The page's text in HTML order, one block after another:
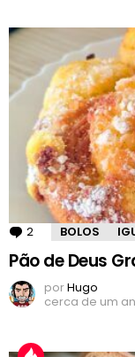
2 Comentários
BOLOS
Pão de Deus
porHugo
cerca de um